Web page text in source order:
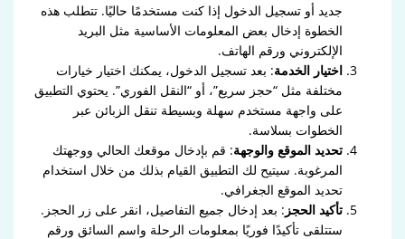
جديد أو تسجيل الدخول إذا كنت مستخدمًا حاليًا. تتطلب هذه
الخطوة إدخال بعض المعلومات الأساسية مثل البريد
الإلكتروني ورقم الهاتف.
اختيار الخدمة: بعد تسجيل الدخول، يمكنك اختيار خيارات
مختلفة مثل “حجز سريع”، أو “النقل الفوري”. يحتوي التطبيق
على واجهة مستخدم سهلة وبسيطة تنقل الزبائن عبر
الخطوات بسلاسة.
تحديد الموقع والوجهة: قم بإدخال موقعك الحالي ووجهتك
المرغوبة. سيتيح لك التطبيق القيام بذلك من خلال استخدام
تحديد الموقع الجغرافي.
تأكيد الحجز : بعد إدخال جميع التفاصيل، انقر على زر الحجز.
ستتلقى تأكيدًا فوريًا بمعلومات الرحلة واسم السائق ورقم